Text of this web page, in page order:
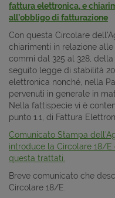
fattura elettronica, e
all’obbligo di fatturazione
Con questa Circolare
chiarimenti in relazione
commi dal 325 al 328,
seguito legge di stabilità
elettronica nonché, nella
pervenuti in generale in
Nella fattispecie vi è
punto 1.1, di Fattura
Comunicato Stampa
introduce la Circolare 18/E
questa trattati.
Breve comunicato che
Circolare 18/E.